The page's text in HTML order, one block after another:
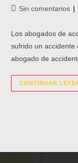
Sin comentarios
Los abogados de
sufrido un accidente
abogado de
CONTINUAR